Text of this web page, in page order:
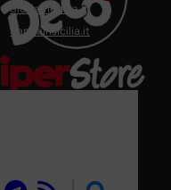
Siciliamedica.it
Sanitainsicilia.it